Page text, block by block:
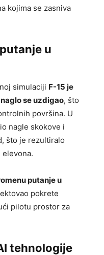
kojima se zasniva
u
simulaciji F-15 je
se uzdigao, što
površina. U
nagle skokove i
što je rezultiralo
elevona.
putanje u
pokrete
pilotu prostor za
tehnologije